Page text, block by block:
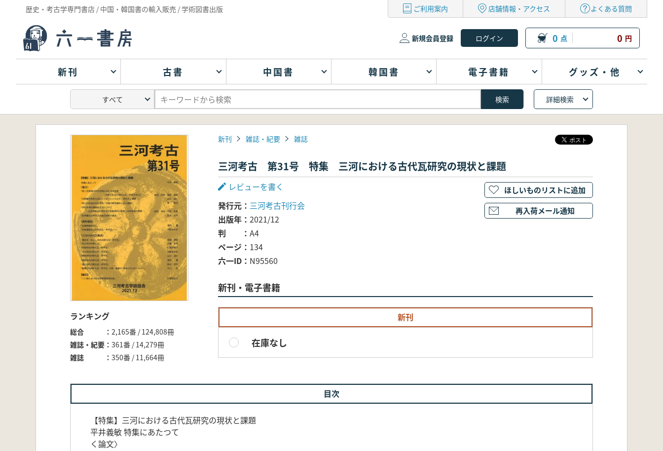
歴史・考古学専門書店 / 中国・韓国書の輸入販売 / 学術図書出版 ご利用案内 店舗情報・アクセス よくある質問
新規会員登録 0 点 0 円
新刊 古書 中国書 韓国書 電子書籍 グッズ・他
詳細検索
ランキング
総合
2,165番 / 124,808冊
雑誌・紀要
361番 / 14,279冊
雑誌
350番 / 11,664冊
新刊 雑誌・紀要 雑誌
三河考古 第31号 特集 三河における古代瓦研究の現状と課題
レビューを書く
発行元
三河考古刊行会
出版年
2021/12
判
A4
ページ
134
六一ID
N95560
新刊・電子書籍
新刊
在庫なし
ほしいものリストに追加
再入荷メール通知
目次
【特集】三河における古代瓦研究の現状と課題
平井義敏 特集にあたつて
く論文〉